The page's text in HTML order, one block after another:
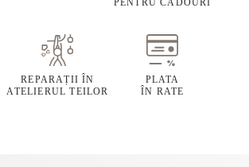
REPARAȚII ÎN
ATELIERUL TEILOR
PLATA
ÎN RATE